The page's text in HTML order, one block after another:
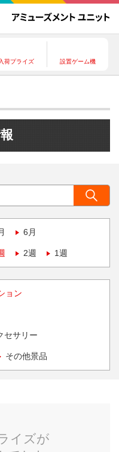
入荷プライズ 設置ゲーム機
6月
2週 1週
ョン
セサリー
その他景品